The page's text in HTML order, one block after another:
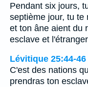
Pendant six jours,
septième jour, tu te
et ton âne aient du
esclave et
Lévitique 25:44-46
C'est des nations
prendras ton